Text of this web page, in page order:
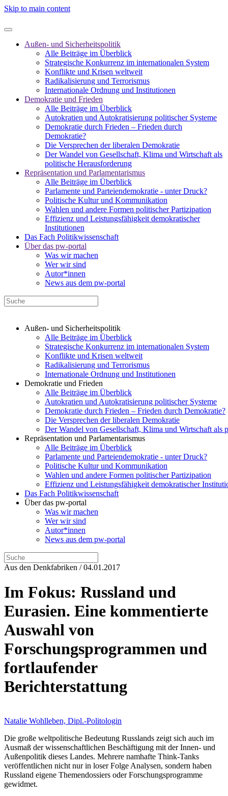
Skip to main content
Außen- und Sicherheitspolitik
Alle Beiträge im Überblick
Strategische Konkurrenz im internationalen System
Konflikte und Krisen weltweit
Radikalisierung und Terrorismus
Internationale Ordnung und Institutionen
Demokratie und Frieden
Alle Beiträge im Überblick
Autokratien und Autokratisierung politischer Systeme
Demokratie durch Frieden – Frieden durch
Demokratie?
Die Versprechen der liberalen Demokratie
Der Wandel von Gesellschaft, Klima und Wirtschaft als
politische Herausforderung
Repräsentation und Parlamentarismus
Alle Beiträge im Überblick
Parlamente und Parteiendemokratie - unter Druck?
Politische Kultur und Kommunikation
Wahlen und andere Formen politischer Partizipation
Effizienz und Leistungsfähigkeit demokratischer
Institutionen
Das Fach Politikwissenschaft
Über das pw-portal
Was wir machen
Wer wir sind
Autor*innen
News aus dem pw-portal
Außen- und Sicherheitspolitik
Alle Beiträge im Überblick
Strategische Konkurrenz im internationalen System
Konflikte und Krisen weltweit
Radikalisierung und Terrorismus
Internationale Ordnung und Institutionen
Demokratie und Frieden
Alle Beiträge im Überblick
Autokratien und Autokratisierung politischer Systeme
Demokratie durch Frieden – Frieden durch Demokratie?
Die Versprechen der liberalen Demokratie
Der Wandel von Gesellschaft, Klima und Wirtschaft als
Repräsentation und Parlamentarismus
Alle Beiträge im Überblick
Parlamente und Parteiendemokratie - unter Druck?
Politische Kultur und Kommunikation
Wahlen und andere Formen politischer Partizipation
Effizienz und Leistungsfähigkeit demokratischer
Das Fach Politikwissenschaft
Über das pw-portal
Was wir machen
Wer wir sind
Autor*innen
News aus dem pw-portal
Aus den Denkfabriken / 04.01.2017
Im Fokus: Russland und
Eurasien. Eine kommentierte
Auswahl von
Forschungsprogrammen und
fortlaufender
Berichterstattung
Natalie Wohlleben, Dipl.-Politologin
Die große weltpolitische Bedeutung Russlands zeigt sich auch im
Ausmaß der wissenschaftlichen Beschäftigung mit der Innen- und
Außenpolitik dieses Landes. Mehrere namhafte Think-Tanks
veröffentlichen nicht nur in loser Folge Analysen, sondern haben
Russland eigene Themendossiers oder Forschungsprogramme
gewidmet.